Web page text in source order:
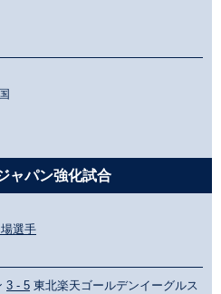
ャパン強化試合
選手
3 - 5 東北楽天ゴールデンイーグルス